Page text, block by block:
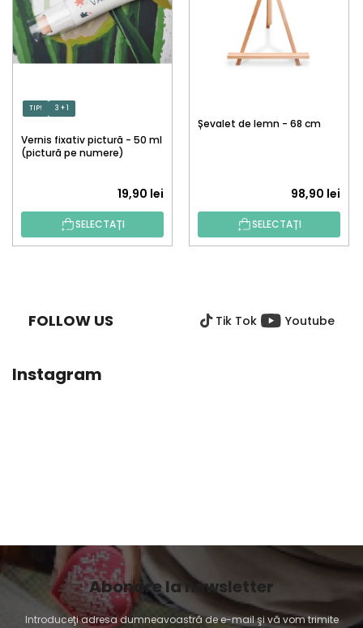
TIP! 3 + 1
Vernis fixativ pictură - 50 ml
(pictură pe numere)
19,90 lei
SELECTAȚI
Șevalet de lemn - 68 cm
98,90 lei
SELECTAȚI
FOLLOW US Tik Tok Youtube
Instagram
Abonare la newsletter
Introduceţi adresa dumneavoastră de e-mail şi vă vom trimite